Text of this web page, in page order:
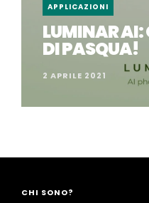
APPLICAZIONI
LUMINAR AI:
DI PASQUA!
2 APRILE 2021
CHI SONO?